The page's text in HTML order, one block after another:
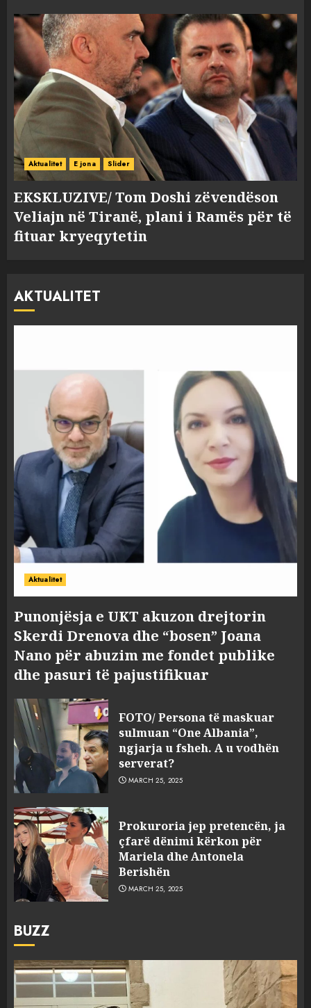
Aktualitet E jona Slider
EKSKLUZIVE/ Tom Doshi zëvendëson
Veliajn në Tiranë, plani i Ramës për të
fituar kryeqytetin
AKTUALITET
Aktualitet
Punonjësja e UKT akuzon drejtorin
Skerdi Drenova dhe “bosen” Joana
Nano për abuzim me fondet publike
dhe pasuri të pajustifikuar
FOTO/ Persona të maskuar
sulmuan “One Albania”,
ngjarja u fsheh. A u vodhën
serverat?
MARCH 25, 2025
Prokuroria jep pretencën, ja
çfarë dënimi kërkon për
Mariela dhe Antonela
Berishën
MARCH 25, 2025
BUZZ